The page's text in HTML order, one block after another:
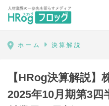
HRog | 人材業界の
ホーム 決算解説
【HRog決算解説
2025年10月期第3